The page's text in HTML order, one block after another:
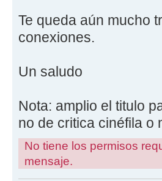
Te queda aún mucho
conexiones.
Un saludo
Nota: amplio el titulo
no de critica cinéfila o
No tiene los permisos
mensaje.